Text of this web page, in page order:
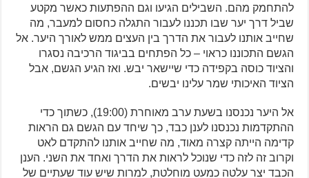
להתחמק מהם. השבילים הגיעו וגם ההפתעות כאשר מקטע
שביל דרך יער שבו תכננו לעבור התגלה כחסום למעבר, מה
שחייב אותנו לעבור את הדרך בין העצים ממש לאורך היער. אל
הגשם התכוננו כראוי – כל הפתחים בביגוד הרכיבה נסגרו
והציוד כוסה בקפידה כדי שיישאר יבש. ואז הגיע הגשם, אבל
הציוד האיכותי שמר עלינו יבשים.
אל היער נכנסנו בשעת ערב מאוחרת (19:00), כשתוך כדי
ההתקדמות נכנסנו לענן כבד, כך שיחד עם הגשם גם הראות
קדימה הייתה קצרה מאוד, מה שחייב אותנו להתקדם לאט
וקרוב זה לזה כדי שנוכל לראות את הדרך ואחד את השני. הענן
הכבד יצר עלטה כמעט מוחלטת, למרות שיש עוד שעתיים של